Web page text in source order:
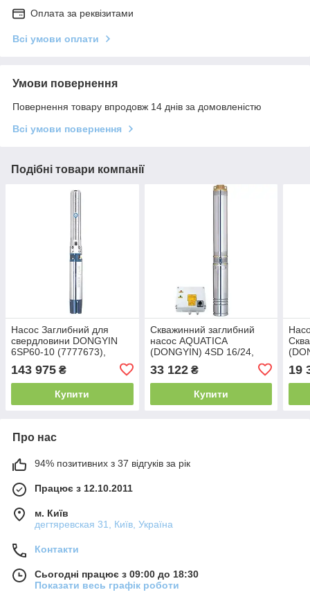
Оплата за реквізитами
Всі умови оплати
Умови повернення
Повернення товару впродовж 14 днів за домовленістю
Всі умови повернення
Подібні товари компанії
Насос Заглибний для
свердловини DONGYIN
6SP60-10 (7777673),
143 975 ₴
Купити
Скважинний заглибний
насос AQUATICA
(DONGYIN) 4SD 16/24,
33 122₴
Купити
19
Про нас
94% позитивних з 37 відгуків за рік
Працює з 12.10.2011
м. Київ
дегтяревская 31, Київ, Україна
Контакти
Сьогодні працює з 09:00 до 18:30
Показати весь графік роботи